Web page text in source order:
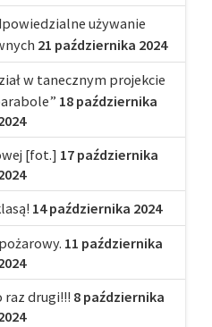
używanie
21 października 2024
w tanecznym projekcie
18 października
[fot.] 17 października
14 października 2024
11 października
drugi!!! 8 października